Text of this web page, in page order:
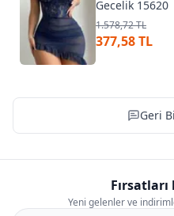
Gecelik 15620
1.578,72 TL
377,58 TL
Geri
Fırsatları
Yeni gelenler ve